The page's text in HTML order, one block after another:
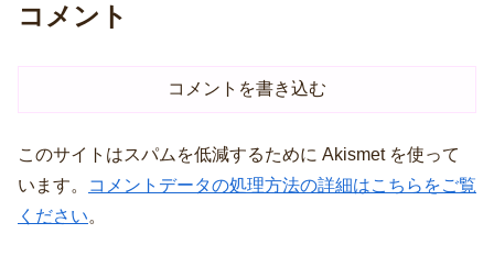
コメント
コメントを書き込む
このサイトはスパムを低減するために Akismet を使って
います。
コメントデータの処理方法の詳細はこちらをご覧
ください。